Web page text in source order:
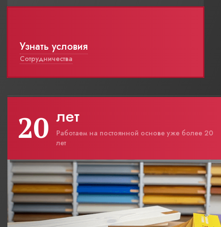
Узнать условия
Сотрудничества
20 лет
Работаем на постоянной основе уже более 20
лет